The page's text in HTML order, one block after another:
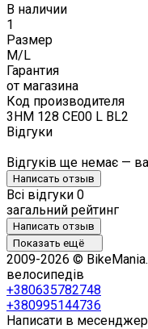
В наличии
1
Размер
M/L
Гарантия
от магазина
Код производителя
3HM 128 CE00 L BL2
Відгуки
Відгуків ще немає —
Написать отзыв
Всі відгуки 0
загальний рейтинг
Написать отзыв
Показать ещё
2009-2026 ©
велосипедів
+380635782748
+380995144736
Написати в